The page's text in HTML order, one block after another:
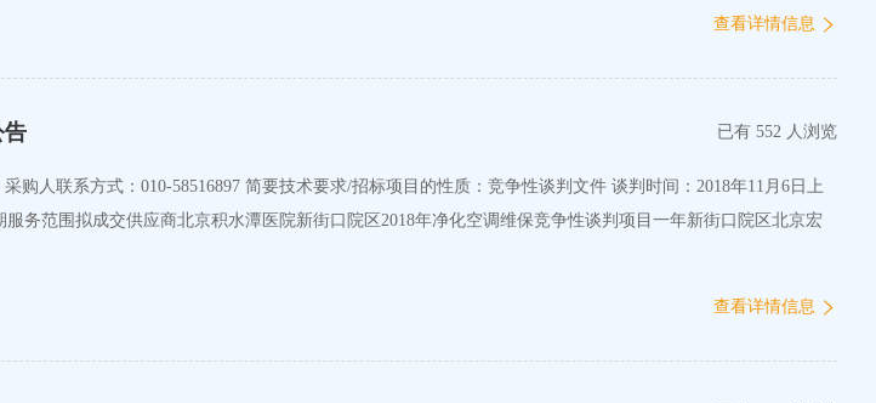
查看详情信息
告 已有 552 人浏览
务范围拟成交供应商北京积水潭医院新街口院区2018年净化空调维保竞争性谈判项目一年新街口院区北京宏
查看详情信息